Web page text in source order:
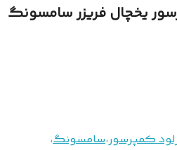
یخچال فریزر سامسونگ
کمپرسور،سامسونگ،